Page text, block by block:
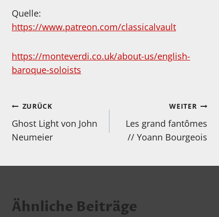
Quelle:
https://www.patreon.com/classicalvault
https://monteverdi.co.uk/about-us/english-
baroque-soloists
Beitragsnavigation
ZURÜCK
Ghost Light von John
Neumeier
WEITER
Les grand fantômes
// Yoann Bourgeois
Ähnliche Beiträge